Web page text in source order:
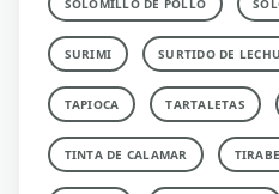
SURIMI SURTIDO DE
TAPIOCA TARTALETAS
TINTA DE CALAMAR